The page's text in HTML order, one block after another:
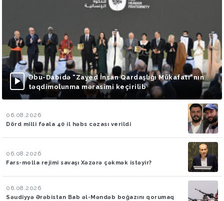
Əbu-Dabidə “Zayed İnsan Qardaşlığı Mükafatı”nın
təqdimolunma mərasimi keçirilib
06.08.2026
Dörd milli fəala 40 il həbs cəzası verildi
06.08.2026
Fars-molla rejimi savaşı Xəzərə çəkmək istəyir?
06.08.2026
Səudiyyə Ərəbistan Bab əl-Məndəb boğazını qorumaq